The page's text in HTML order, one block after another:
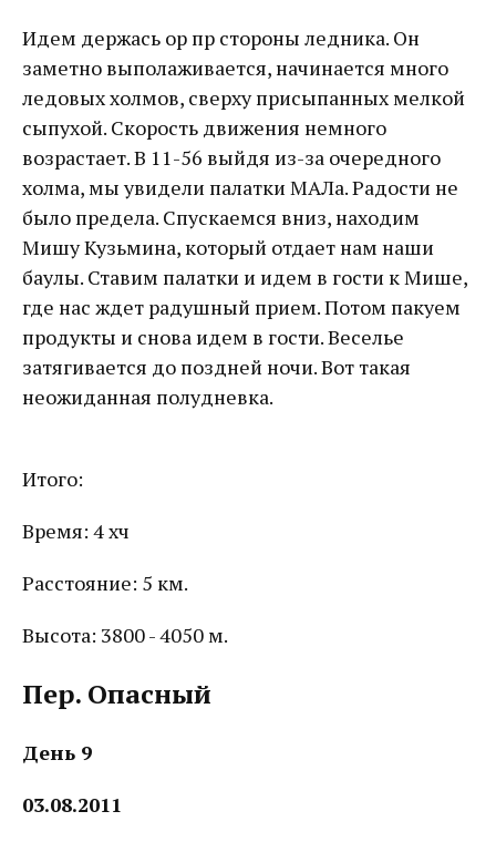
Идем держась ор пр стороны ледника. Он
заметно выполаживается, начинается много
ледовых холмов, сверху присыпанных мелкой
сыпухой. Скорость движения немного
возрастает. В 11-56 выйдя из-за очередного
холма, мы увидели палатки МАЛа. Радости не
было предела. Спускаемся вниз, находим
Мишу Кузьмина, который отдает нам наши
баулы. Ставим палатки и идем в гости к Мише,
где нас ждет радушный прием. Потом пакуем
продукты и снова идем в гости. Веселье
затягивается до поздней ночи. Вот такая
неожиданная полудневка.
Итого:
Время: 4 хч
Расстояние: 5 км.
Высота: 3800 - 4050 м.
Пер. Опасный
День 9
03.08.2011